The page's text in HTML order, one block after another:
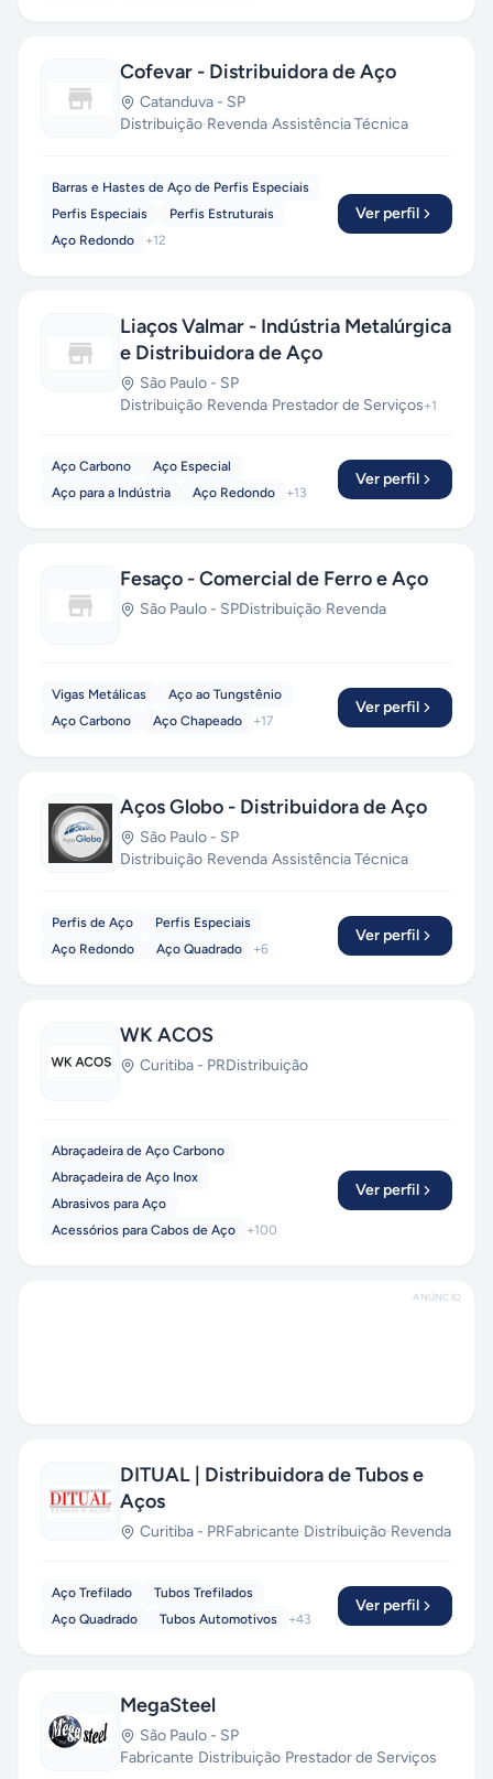
Cofevar - Distribuidora de Aço
Catanduva - SP
Distribuição·Revenda·Assistência Técnica
Barras e Hastes de Aço de Perfis Especiais
Perfis Especiais
Perfis Estruturais
Aço Redondo
+12
Ver perfil
Liaços Valmar - Indústria Metalúrgica
e Distribuidora de Aço
São Paulo - SP
Distribuição·Revenda·Prestador de Serviços+1
Aço Carbono
Aço Especial
Aço para a Indústria
Aço Redondo +13
Ver perfil
Fesaço - Comercial de Ferro e Aço
São Paulo - SPDistribuição·Revenda
Vigas Metálicas
Aço ao Tungstênio
Aço Carbono
Aço Chapeado +17
Ver perfil
Aços Globo - Distribuidora de Aço
São Paulo - SP
Distribuição·Revenda·Assistência Técnica
Perfis de Aço
Perfis Especiais
Aço Redondo
Aço Quadrado +6
Ver perfil
WK ACOS
Curitiba - PRDistribuição
Abraçadeira de Aço Carbono
Abraçadeira de Aço Inox
Abrasivos para Aço
Acessórios para Cabos de Aço
+100
Ver perfil
ANÚNCIO
DITUAL | Distribuidora de Tubos e
Aços
Curitiba - PRFabricante·Distribuição·Revenda
Aço Trefilado
Tubos Trefilados
Aço Quadrado
Tubos Automotivos +43
Ver perfil
MegaSteel
São Paulo - SP
Fabricante·Distribuição·Prestador de Serviços